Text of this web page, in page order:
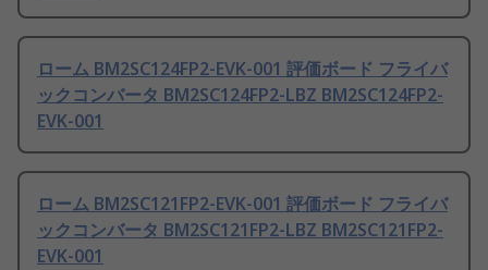
ローム BM2SC124FP2-EVK-001 評価ボード フライバ
ックコンバータ BM2SC124FP2-LBZ BM2SC124FP2-
EVK-001
ローム BM2SC121FP2-EVK-001 評価ボード フライバ
ックコンバータ BM2SC121FP2-LBZ BM2SC121FP2-
EVK-001